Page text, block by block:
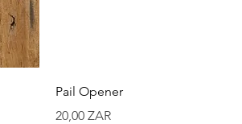
Schnellansicht
Pail Opener
Preis
20,00 ZAR